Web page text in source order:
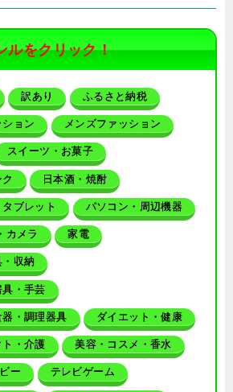
ルをクリック！
訳あり ふるさと納税
ョン メンズファッション
スイーツ・お菓子
日本酒・焼酎
ブレット パソコン・周辺機器
カメラ 家電
収納
具・手芸
・調理器具 ダイエット・健康
ト・介護 美容・コスメ・香水
ー テレビゲーム